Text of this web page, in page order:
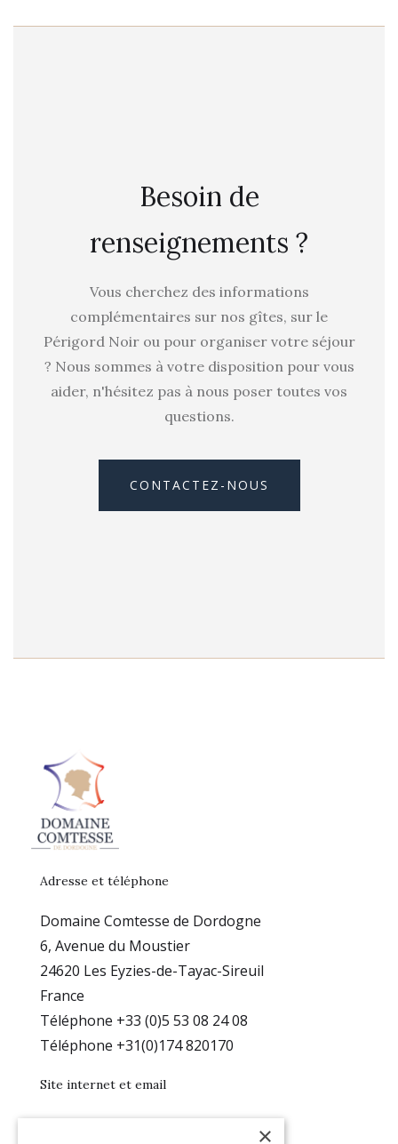
Besoin de
renseignements ?
Vous cherchez des informations
complémentaires sur nos gîtes, sur le
Périgord Noir ou pour organiser votre séjour
? Nous sommes à votre disposition pour vous
aider, n'hésitez pas à nous poser toutes vos
questions.
CONTACTEZ-NOUS
Adresse et téléphone
Domaine Comtesse de Dordogne
6, Avenue du Moustier
24620 Les Eyzies-de-Tayac-Sireuil
France
Téléphone +33 (0)5 53 08 24 08
Téléphone +31(0)174 820170
Site internet et email
www.comtesse-dordogne.com ×